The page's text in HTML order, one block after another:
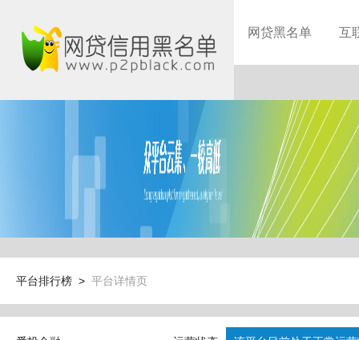
网贷黑名单 互
平台排行榜 > 平台详情页